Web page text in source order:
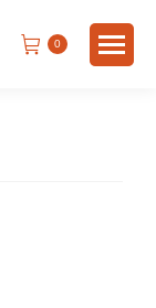
0